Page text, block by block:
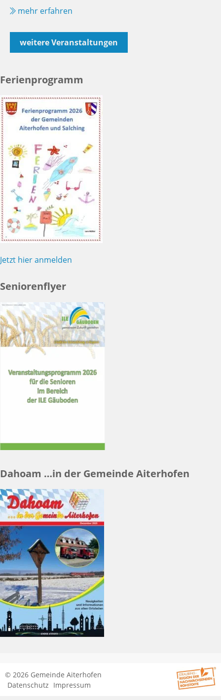
mehr erfahren
weitere Veranstaltungen
Ferienprogramm
Jetzt hier anmelden
Seniorenflyer
Dahoam …in der Gemeinde Aiterhofen
© 2026 Gemeinde Aiterhofen
Datenschutz Impressum